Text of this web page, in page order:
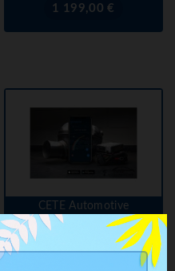
Prix1 199,00 €
CETE Automotive
Active Sound Booster
Peugeot 108 / 208 / 308 /
508 / 408 HDI Diesel + THP